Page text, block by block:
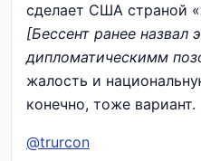
сделает США страной
[Бессент ранее назвал
дипломатическимм
жалость и
конечно, тоже вариант.
@trurcon